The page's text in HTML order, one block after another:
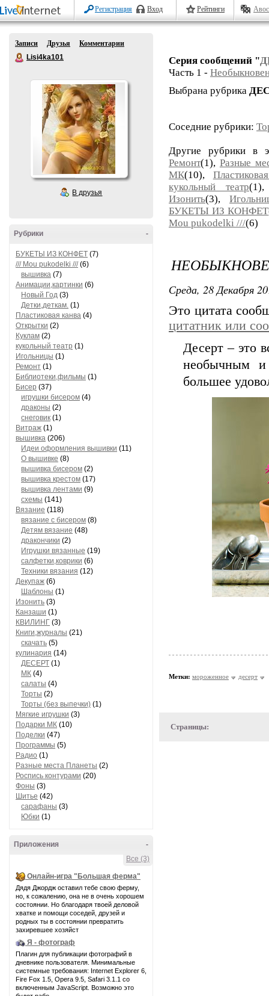
Регистрация Вход Рейтинги
Записи Друзья
Комментарии
Lisi4ka101
В друзья
-
Рубрики
БУКЕТЫ ИЗ КОНФЕТ (7)
/// Mou pukodelki ///(6)
вышивка (7)
Анимации,картинки (6)
Новый Год (3)
Детки,деткам. (1)
Пластиковая канва (4)
Открытки (2)
Куклам (2)
кукольный театр (1)
Игольницы (1)
Ремонт (1)
Библиотеки,фильмы (1)
Бисер (37)
игрушки бисером (4)
драконы (2)
снеговик (1)
Витраж (1)
вышивка (206)
Идеи оформления вышивки (11)
О вышивке (8)
вышивка бисером (2)
вышивка крестом (17)
вышивка лентами (9)
схемы (141)
Вязание (118)
вязание с бисером (8)
Детям вязание (48)
дракончики (2)
Игрушки вязанные (19)
салфетки,коврики (6)
Техники вязания (12)
Декупаж (6)
Шаблоны (1)
Изонить (3)
Канзаши (1)
КВИЛИНГ (3)
Книги,журналы (21)
скачать (5)
кулинария (14)
ДЕСЕРТ (1)
МК (4)
салаты (4)
Торты (2)
Торты (без выпечки) (1)
Мягкие игрушки (3)
Подарки МК (10)
Поделки (47)
Программы (5)
Радио (1)
Разные места Планеты (2)
Роспись контурами (20)
Фоны (3)
Шитье (42)
сарафаны (3)
Юбки (1)
-
Приложения
Все (3)
Онлайн-игра "Большая ферма"
Дядя Джордж оставил тебе свою ферму,
но, к сожалению, она не в очень хорошем
состоянии. Но благодаря твоей деловой
хватке и помощи соседей, друзей и
родных ты в состоянии превратить
захиревшее хозяйст
Я - фотограф
Плагин для публикации фотографий в
дневнике пользователя. Минимальные
системные требования: Internet Explorer 6,
Fire Fox 1.5, Opera 9.5, Safari 3.1.1 со
включенным JavaScript. Возможно это
Серия сообщений "
Часть 1 -
Выбрана рубрика
Соседние рубрики:
Другие рубрики в
Ремонт(1), Разные
МК(10),
кукольный театр
Изонить(3),
БУКЕТЫ ИЗ КОНФЕТ
Mou pukodelki ///(6)
Среда, 28 Декабря
Это цитата
цитатник или
Десерт – это
необычным
большее
Метки: мороженное десерт
Страницы: